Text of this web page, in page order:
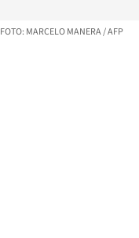
FOTO: MARCELO MANERA / AFP